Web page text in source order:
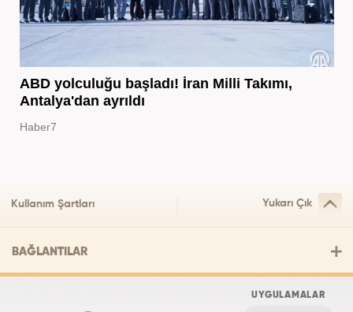
ABD yolculuğu başladı! İran Milli Takımı,
Antalya'dan ayrıldı
Haber7
Kullanım Şartları Yukarı Çık
BAĞLANTILAR
UYGULAMALAR